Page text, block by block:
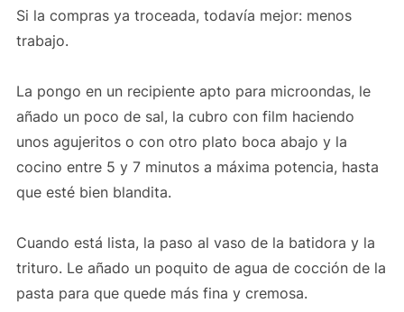
Si la compras ya troceada, todavía mejor: menos
trabajo.
La pongo en un recipiente apto para microondas, le
añado un poco de sal, la cubro con film haciendo
unos agujeritos o con otro plato boca abajo y la
cocino entre 5 y 7 minutos a máxima potencia, hasta
que esté bien blandita.
Cuando está lista, la paso al vaso de la batidora y la
trituro. Le añado un poquito de agua de cocción de la
pasta para que quede más fina y cremosa.